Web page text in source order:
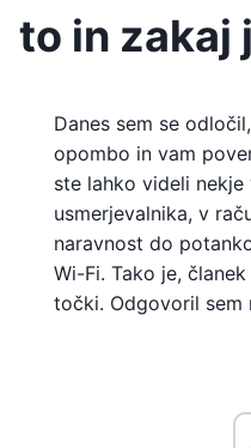
to in zakaj
Danes sem se
opombo in vam
ste lahko videli
usmerjevalnika, v
naravnost do
Wi-Fi. Tako je,
točki. Odgovoril sem